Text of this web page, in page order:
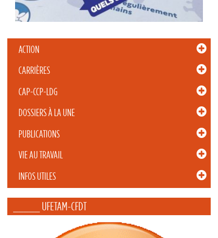
ACTION
CARRIÈRES
CAP-CCP-LDG
DOSSIERS À LA UNE
PUBLICATIONS
VIE AU TRAVAIL
INFOS UTILES
_____ UFETAM-CFDT